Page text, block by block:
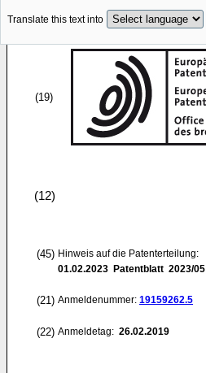
Translate this text into
(19)
(12)
(45) Hinweis auf die Patenterteilung:
01.02.2023 Patentblatt 2023/05
(21) Anmeldenummer: 19159262.5
(22) Anmeldetag: 26.02.2019